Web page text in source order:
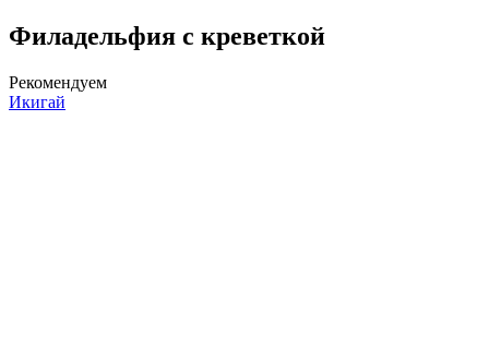
Филадельфия с креветкой
Рекомендуем
Икигай